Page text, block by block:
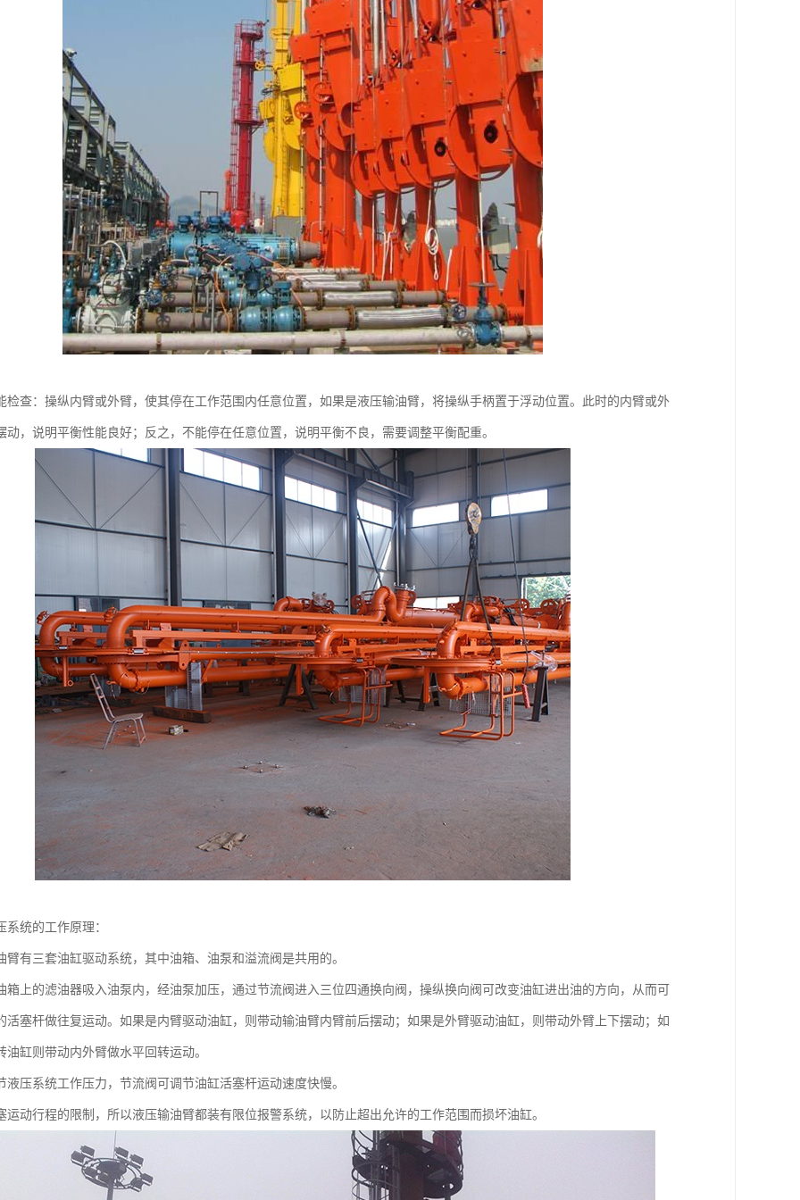
检查：操纵内臂或外臂，使其停在工作范围内任意位置，如果是液压输油臂，将操纵手柄置于浮动位置。此时的内臂或外
动，说明平衡性能良好；反之，不能停在任意位置，说明平衡不良，需要调整平衡配重。
系统的工作原理：
臂有三套油缸驱动系统，其中油箱、油泵和溢流阀是共用的。
箱上的滤油器吸入油泵内，经油泵加压，通过节流阀进入三位四通换向阀，操纵换向阀可改变油缸进出油的方向，从而可
活塞杆做往复运动。如果是内臂驱动油缸，则带动输油臂内臂前后摆动；如果是外臂驱动油缸，则带动外臂上下摆动；如
油缸则带动内外臂做水平回转运动。
液压系统工作压力，节流阀可调节油缸活塞杆运动速度快慢。
运动行程的限制，所以液压输油臂都装有限位报警系统，以防止超出允许的工作范围而损坏油缸。